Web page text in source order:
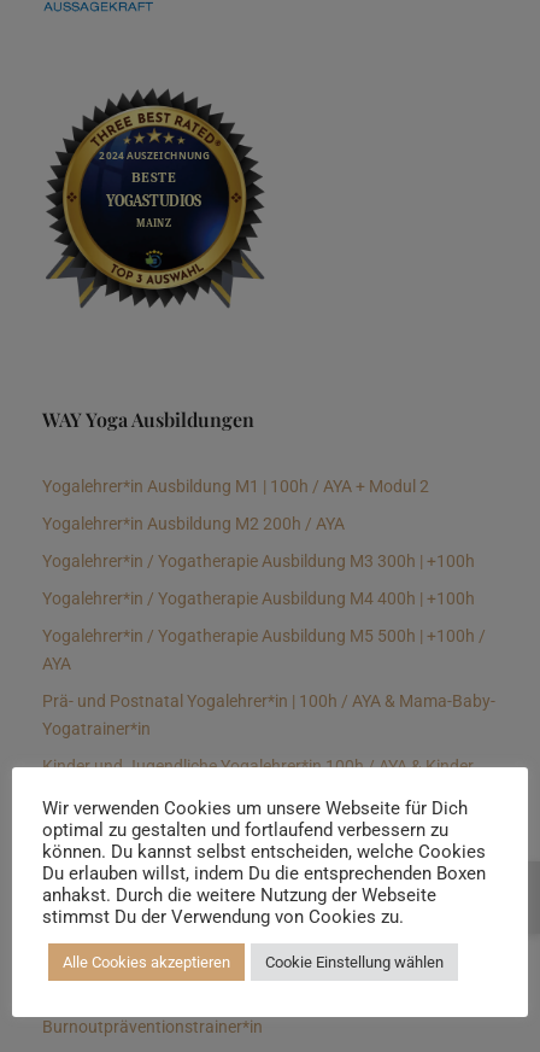
WAY Yoga Ausbildungen
Yogalehrer*in Ausbildung M1 | 100h / AYA + Modul 2
Yogalehrer*in Ausbildung M2 200h / AYA
Yogalehrer*in / Yogatherapie Ausbildung M3 300h | +100h
Yogalehrer*in / Yogatherapie Ausbildung M4 400h | +100h
Yogalehrer*in / Yogatherapie Ausbildung M5 500h | +100h /
AYA
Prä- und Postnatal Yogalehrer*in | 100h / AYA & Mama-Baby-
Yogatrainer*in
Kinder und Jugendliche Yogalehrer*in 100h / AYA & Kinder
Yin Yogalehrer*in | 100 h & Faszientrainer*in
Hormon Yogalehrer*in / Yogatherapeut*in &
Stressmanagementtrainer*in | 70h
Longevitytrainer*in
Burnoutpräventionstrainer*in
Wir verwenden Cookies um unsere Webseite für Dich
optimal zu gestalten und fortlaufend verbessern zu
können. Du kannst selbst entscheiden, welche Cookies
Du erlauben willst, indem Du die entsprechenden Boxen
anhakst. Durch die weitere Nutzung der Webseite
stimmst Du der Verwendung von Cookies zu.
Alle Cookies akzeptieren Cookie Einstellung wählen
Beratung buchen